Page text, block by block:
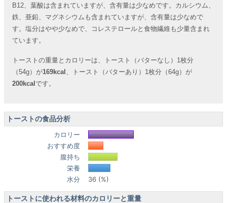
B12、葉酸は含まれていますが、含有量は少なめです。カルシウム、
鉄、亜鉛、マグネシウムも含まれていますが、含有量は少なめで
す。塩分はやや少なめで、コレステロールと食物繊維も少量含まれ
ています。
トーストの重量とカロリーは、トースト（バターなし）1枚分
（54g）が169kcal 、トースト（バターあり）1枚分（64g）が
200kcal です。
トーストの食品分析
カロリー
おすすめ度
腹持ち
栄養
水分
36 (%)
トーストに使われる材料のカロリーと重量